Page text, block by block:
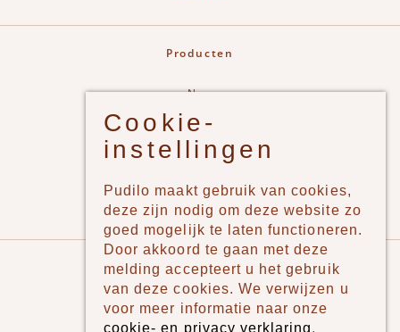
Producten
New
Jongens
Meisjes
Merken
Pudilo
Over ons
Cookie-
instellingen
Pudilo maakt gebruik van cookies,
deze zijn nodig om deze website zo
goed mogelijk te laten functioneren.
Door akkoord te gaan met deze
melding accepteert u het gebruik
van deze cookies. We verwijzen u
voor meer informatie naar onze
cookie- en privacy verklaring.